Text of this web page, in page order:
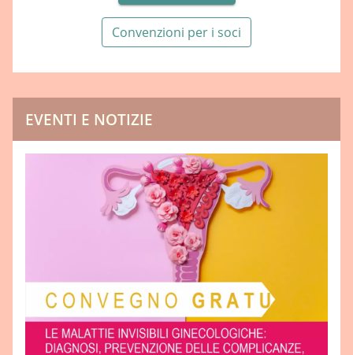
Convenzioni per i soci
EVENTI E NOTIZIE